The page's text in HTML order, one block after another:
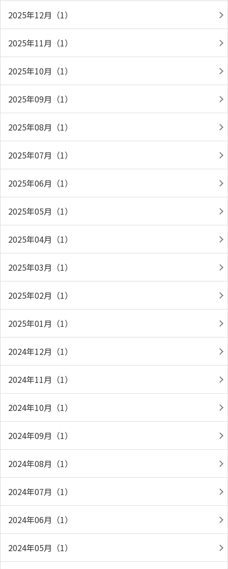
2025年12月（1）
2025年11月（1）
2025年10月（1）
2025年09月（1）
2025年08月（1）
2025年07月（1）
2025年06月（1）
2025年05月（1）
2025年04月（1）
2025年03月（1）
2025年02月（1）
2025年01月（1）
2024年12月（1）
2024年11月（1）
2024年10月（1）
2024年09月（1）
2024年08月（1）
2024年07月（1）
2024年06月（1）
2024年05月（1）